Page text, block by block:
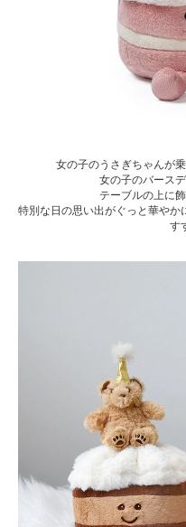
女の子のうさぎちゃんが
女の子のバース
テーブルの上に
特別な日の思い出がぐっと華や
す